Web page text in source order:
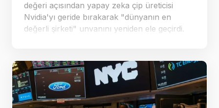
değeri açısından yapay zeka çip üreticisi
Nvidia'yı geride bırakarak "dünyanın en
değerli şirketi" unvanını yeniden ele geçirdi.
pozi…